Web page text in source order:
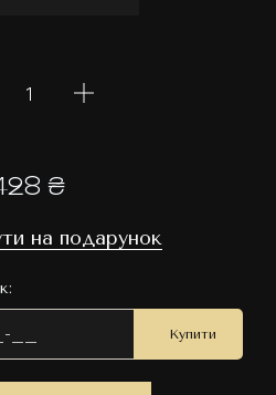
₴
на подарунок
Купити